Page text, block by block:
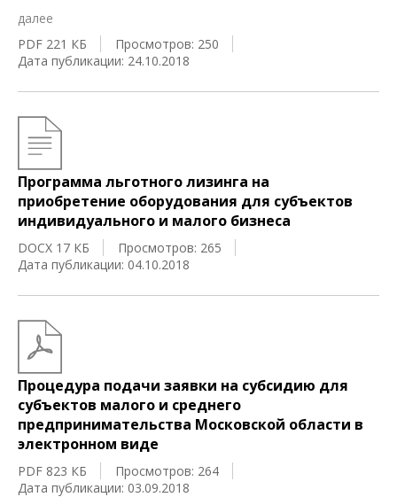
далее
PDF 221 КБ
Просмотров: 250
Дата публикации: 24.10.2018
Программа льготного лизинга на
приобретение оборудования для субъектов
индивидуального и малого бизнеса
DOCX 17 КБ
Просмотров: 265
Дата публикации: 04.10.2018
Процедура подачи заявки на субсидию для
субъектов малого и среднего
предпринимательства Московской области в
электронном виде
PDF 823 КБ
Просмотров: 264
Дата публикации: 03.09.2018